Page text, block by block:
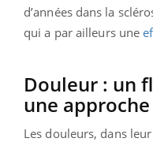
d’années dans la
qui a par ailleurs une
Douleur : un
une
Les douleurs, dans